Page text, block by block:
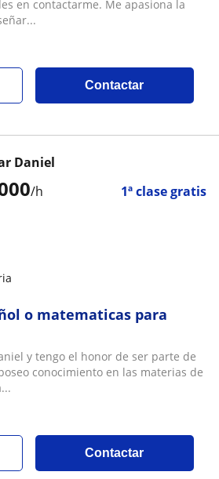
en contactarme. Me apasiona la
Contactar
/h 1ª clase gratis
Daniel
o matematicas para
y tengo el honor de ser parte de
conocimiento en las materias de
Contactar